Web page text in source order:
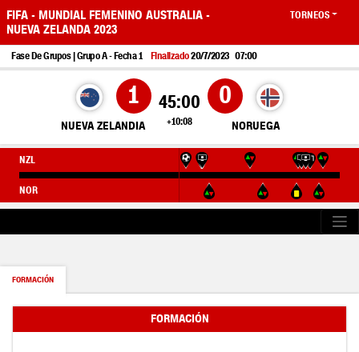
FIFA - MUNDIAL FEMENINO AUSTRALIA -
NUEVA ZELANDA 2023
TORNEOS
Fase De Grupos | Grupo A - Fecha 1 Finalizado20/7/2023 07:00
NUEVA ZELANDIA
1 45:00
+10:08
0
NORUEGA
NZL
NOR
FORMACIÓN
FORMACIÓN